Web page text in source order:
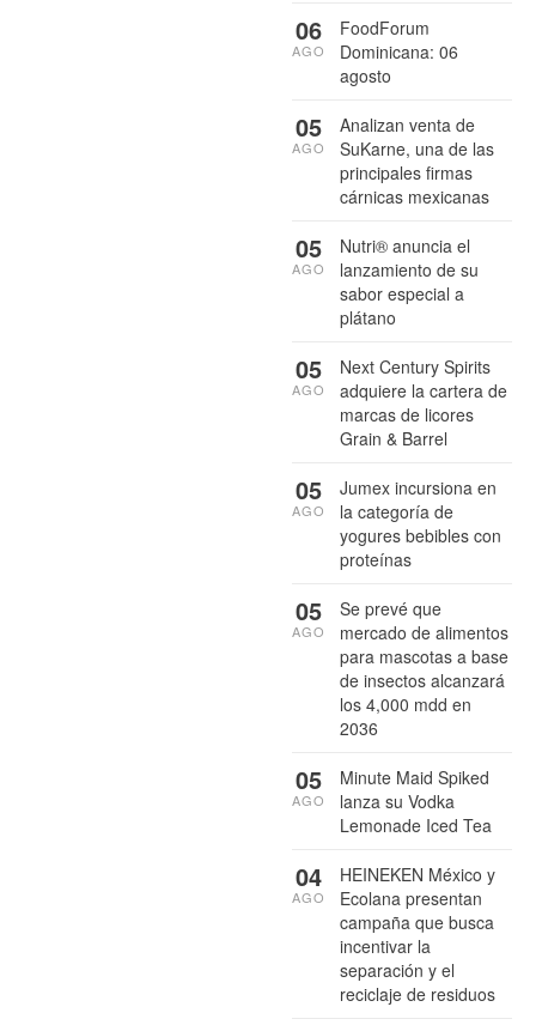
FoodForum
Dominicana: 06
agosto
06
AGO
Analizan venta de
SuKarne, una de las
principales firmas
cárnicas mexicanas
05
AGO
Nutri® anuncia el
lanzamiento de su
sabor especial a
plátano
05
AGO
Next Century Spirits
adquiere la cartera de
marcas de licores
Grain & Barrel
05
AGO
Jumex incursiona en
la categoría de
yogures bebibles con
proteínas
05
AGO
Se prevé que
mercado de alimentos
para mascotas a base
de insectos alcanzará
los 4,000 mdd en
2036
05
AGO
Minute Maid Spiked
lanza su Vodka
Lemonade Iced Tea
05
AGO
HEINEKEN México y
Ecolana presentan
campaña que busca
incentivar la
separación y el
reciclaje de residuos
04
AGO